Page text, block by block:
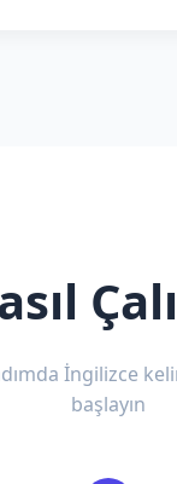
İngilizce
başlayın